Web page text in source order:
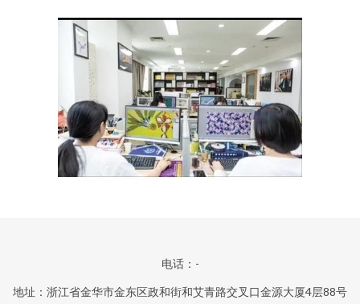
电话：-
地址：浙江省金华市金东区政和街和艾青路交叉口金源大厦4层88号